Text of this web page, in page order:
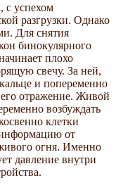
с успехом
разгрузки. Однако
Для снятия
бинокулярного
плохо
свечу. За ней,
и попеременно
отражение. Живой
возбуждать
клетки
от
огня. Именно
давление внутри